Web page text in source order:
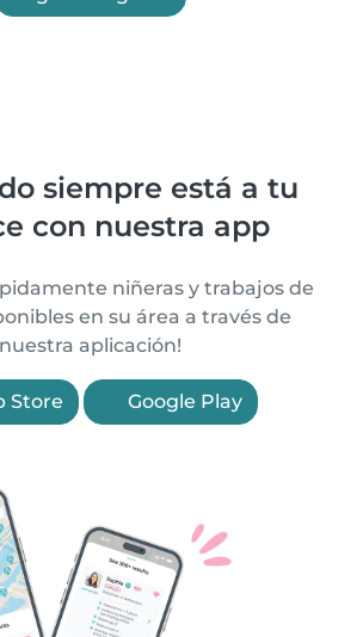
siempre está a tu
con nuestra app
niñeras y trabajos de
en su área a través de
nuestra aplicación!
Store Google Play